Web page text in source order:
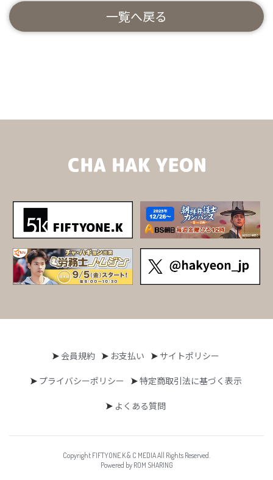
一覧へ戻る
会員規約 お支払い サイトポリシー
プライバシーポリシー 特定商取引法に基づく表示
よくある質問
Copyright FIFTYONE.K & C MEDIA All Rights Reserved.
Powered by ROM SHARING